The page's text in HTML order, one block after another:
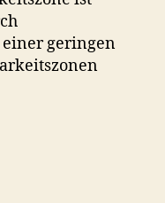
geringen